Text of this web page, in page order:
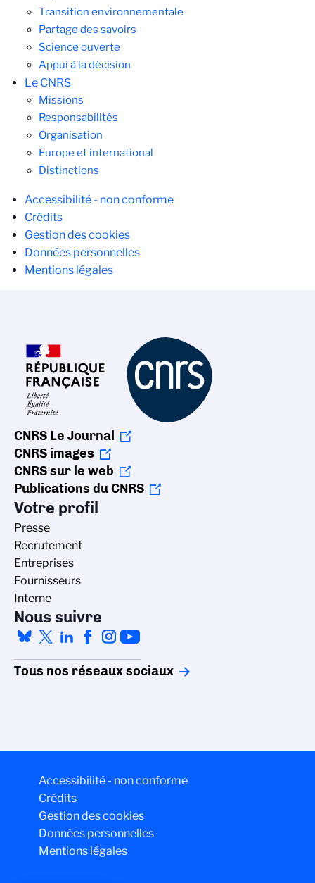
Transition environnementale
Partage des savoirs
Science ouverte
Appui à la décision
Le CNRS
Missions
Responsabilités
Organisation
Europe et international
Distinctions
Pied
de
page
secondaire
Accessibilité - non conforme
Crédits
Gestion des cookies
Données personnelles
Mentions légales
CNRS Le Journal
CNRS images
CNRS sur le web
Publications du CNRS
Votre profil
Presse
Recrutement
Entreprises
Fournisseurs
Interne
Nous suivre
Tous nos réseaux sociaux
Accessibilité - non conforme
Crédits
Gestion des cookies
Données personnelles
Mentions légales